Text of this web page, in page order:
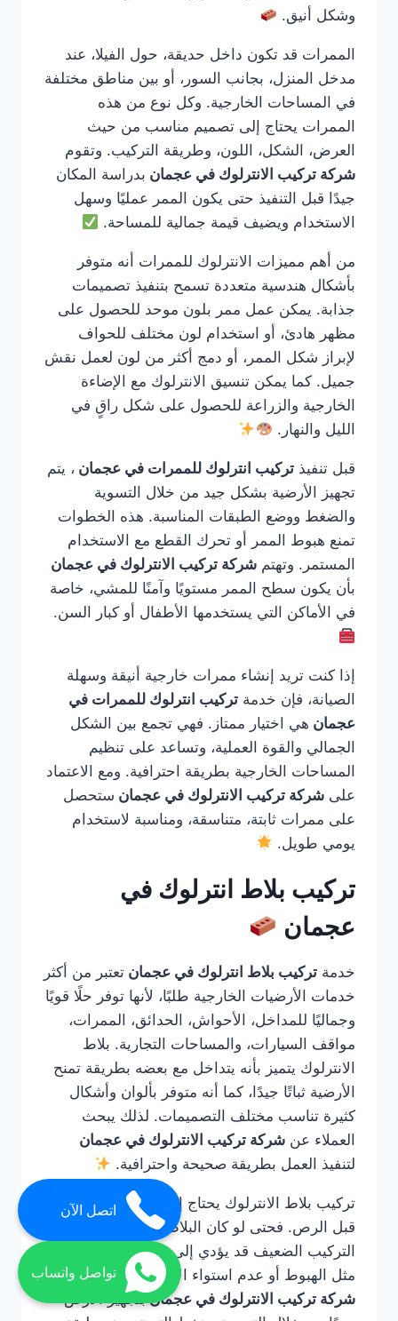
وشكل أنيق.
الممرات قد تكون داخل حديقة، حول الفيلا، عند
مدخل المنزل، بجانب السور، أو بين مناطق مختلفة
في المساحات الخارجية. وكل نوع من هذه
الممرات يحتاج إلى تصميم مناسب من حيث
العرض، الشكل، اللون، وطريقة التركيب. وتقوم
شركة تركيب الانترلوك في عجمان بدراسة المكان
جيدًا قبل التنفيذ حتى يكون الممر عمليًا وسهل
الاستخدام ويضيف قيمة جمالية للمساحة.
من أهم مميزات الانترلوك للممرات أنه متوفر
بأشكال هندسية متعددة تسمح بتنفيذ تصميمات
جذابة. يمكن عمل ممر بلون موحد للحصول على
مظهر هادئ، أو استخدام لون مختلف للحواف
لإبراز شكل الممر، أو دمج أكثر من لون لعمل نقش
جميل. كما يمكن تنسيق الانترلوك مع الإضاءة
الخارجية والزراعة للحصول على شكل راقٍ في
الليل والنهار.
قبل تنفيذ تركيب انترلوك للممرات في عجمان ، يتم
تجهيز الأرضية بشكل جيد من خلال التسوية
والضغط ووضع الطبقات المناسبة. هذه الخطوات
تمنع هبوط الممر أو تحرك القطع مع الاستخدام
المستمر. وتهتم شركة تركيب الانترلوك في عجمان
بأن يكون سطح الممر مستويًا وآمنًا للمشي، خاصة
في الأماكن التي يستخدمها الأطفال أو كبار السن.
إذا كنت تريد إنشاء ممرات خارجية أنيقة وسهلة
الصيانة، فإن خدمة تركيب انترلوك للممرات في
عجمان هي اختيار ممتاز. فهي تجمع بين الشكل
الجمالي والقوة العملية، وتساعد على تنظيم
المساحات الخارجية بطريقة احترافية. ومع الاعتماد
على شركة تركيب الانترلوك في عجمان ستحصل
على ممرات ثابتة، متناسقة، ومناسبة لاستخدام
يومي طويل.
تركيب بلاط انترلوك في
عجمان
خدمة تركيب بلاط انترلوك في عجمان تعتبر من أكثر
خدمات الأرضيات الخارجية طلبًا، لأنها توفر حلًا قويًا
وجماليًا للمداخل، الأحواش، الحدائق، الممرات،
مواقف السيارات، والمساحات التجارية. بلاط
الانترلوك يتميز بأنه يتداخل مع بعضه بطريقة تمنح
الأرضية ثباتًا جيدًا، كما أنه متوفر بألوان وأشكال
كثيرة تناسب مختلف التصميمات. لذلك يبحث
العملاء عن شركة تركيب الانترلوك في عجمان
لتنفيذ العمل بطريقة صحيحة واحترافية.
تركيب بلاط الانترلوك يحتاج إلى خبرة في التأسيس
قبل الرص. فحتى لو كان البلاط عالي الجودة، فإن
التركيب الضعيف قد يؤدي إلى مشاكل مستقبلية
مثل الهبوط أو عدم استواء الأرضية. لذلك تقوم
شركة تركيب الانترلوك في عجمانبتجهيز الأرض
اتصل الآن
تواصل واتساب